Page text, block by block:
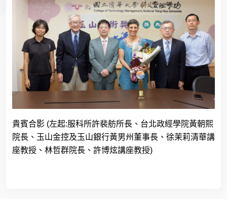
貴賓合影 (左起:服科所許裴舫所長、台北政經學院黃朝熙
院長、玉山金控及玉山銀行黃男州董事長、徐茉莉清華講
座教授、林哲群院長、許博炫講座教授)